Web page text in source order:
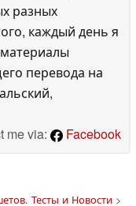
разных
каждый день я
перевода на
me via:
Facebook
Тесты и Новости>